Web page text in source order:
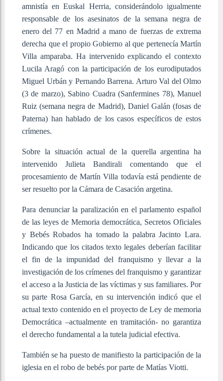
amnistía en Euskal Herria, considerándolo igualmente
responsable de los asesinatos de la semana negra de
enero del 77 en Madrid a mano de fuerzas de extrema
derecha que el propio Gobierno al que pertenecía Martín
Villa amparaba. Ha intervenido explicando el contexto
Lucila Aragó con la participación de los eurodiputados
Miguel Urbán y Pernando Barrena. Arturo Val del Olmo
(3 de marzo), Sabino Cuadra (Sanfermines 78), Manuel
Ruiz (semana negra de Madrid), Daniel Galán (fosas de
Paterna) han hablado de los casos específicos de estos
crímenes.
Sobre la situación actual de la querella argentina ha
intervenido Julieta Bandirali comentando que el
procesamiento de Martín Villa todavía está pendiente de
ser resuelto por la Cámara de Casación argetina.
Para denunciar la paralización en el parlamento español
de las leyes de Memoria democrática, Secretos Oficiales
y Bebés Robados ha tomado la palabra Jacinto Lara.
Indicando que los citados texto legales deberían facilitar
el fin de la impunidad del franquismo y llevar a la
investigación de los crímenes del franquismo y garantizar
el acceso a la Justicia de las víctimas y sus familiares. Por
su parte Rosa García, en su intervención indicó que el
actual texto contenido en el proyecto de Ley de memoria
Democrática –actualmente en tramitación- no garantiza
el derecho fundamental a la tutela judicial efectiva.
También se ha puesto de manifiesto la participación de la
iglesia en el robo de bebés por parte de Matías Viotti.